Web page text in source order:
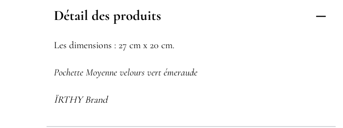
Détail des produits
Les dimensions : 27 cm x 20 cm.
Pochette Moyenne velours vert émeraude
ÏRTHY Brand